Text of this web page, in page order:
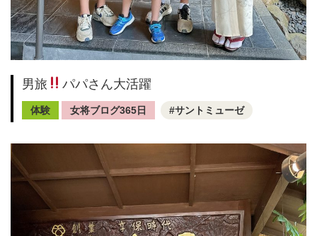
男旅 パパさん大活躍
体験 女将ブログ365日 サントミューゼ